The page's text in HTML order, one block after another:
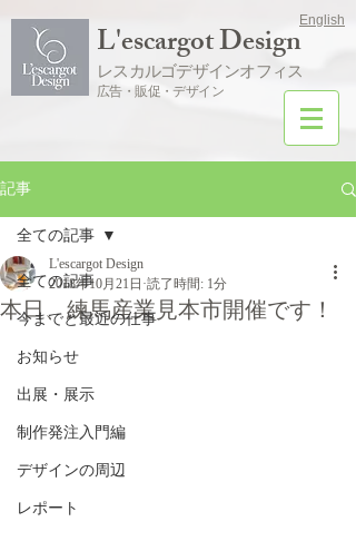
English
L'escargot Design
レスカルゴデザインオフィス
広告・販促・デザイン
記事
全ての記事
今までと最近の仕事
お知らせ
出展・展示
制作発注入門編
デザインの周辺
レポート
全ての記事
本日、練馬産業見本市開催です！
L'escargot Design
2018年10月21日 読了時間: 1分